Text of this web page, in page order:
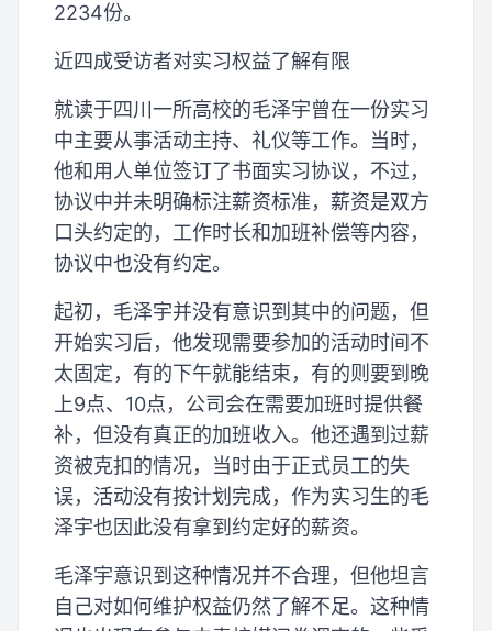
2234份。
近四成受访者对实习权益了解有限
就读于四川一所高校的毛泽宇曾在一份实习
中主要从事活动主持、礼仪等工作。当时，
他和用人单位签订了书面实习协议，不过，
协议中并未明确标注薪资标准，薪资是双方
口头约定的，工作时长和加班补偿等内容，
协议中也没有约定。
起初，毛泽宇并没有意识到其中的问题，但
开始实习后，他发现需要参加的活动时间不
太固定，有的下午就能结束，有的则要到晚
上9点、10点，公司会在需要加班时提供餐
补，但没有真正的加班收入。他还遇到过薪
资被克扣的情况，当时由于正式员工的失
误，活动没有按计划完成，作为实习生的毛
泽宇也因此没有拿到约定好的薪资。
毛泽宇意识到这种情况并不合理，但他坦言
自己对如何维护权益仍然了解不足。这种情